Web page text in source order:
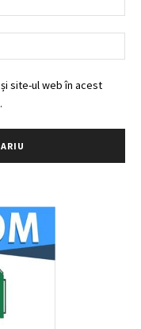
site-ul web în acest